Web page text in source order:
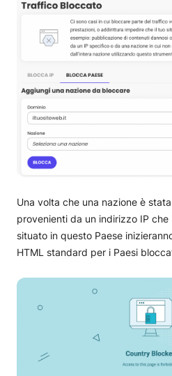
Una volta che una nazione è
provenienti da un indirizzo IP
situato in questo Paese
HTML standard per i Paesi